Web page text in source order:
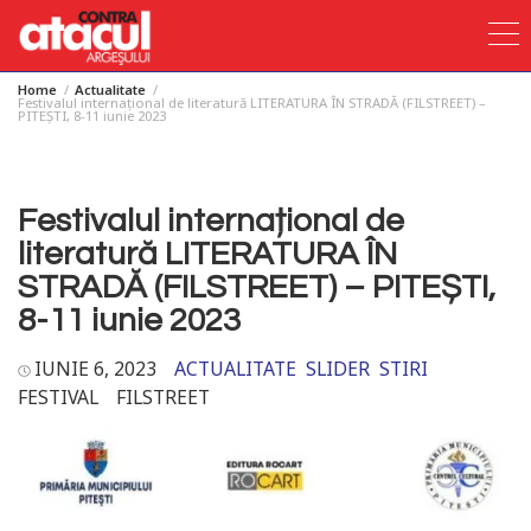
SkipHome Actualitate
Festivalul internațional de literatură LITERATURA ÎN STRADĂ (FILSTREET) –
PITEȘTI, 8-11 iunie 2023
Festivalul internațional de
literatură LITERATURA ÎN
STRADĂ (FILSTREET) – PITEȘTI,
8-11 iunie 2023
IUNIE 6, 2023 ACTUALITATE SLIDER STIRI
FESTIVAL
FILSTREET